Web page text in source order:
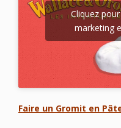
Cliquez
marketing
Faire un Gromit en